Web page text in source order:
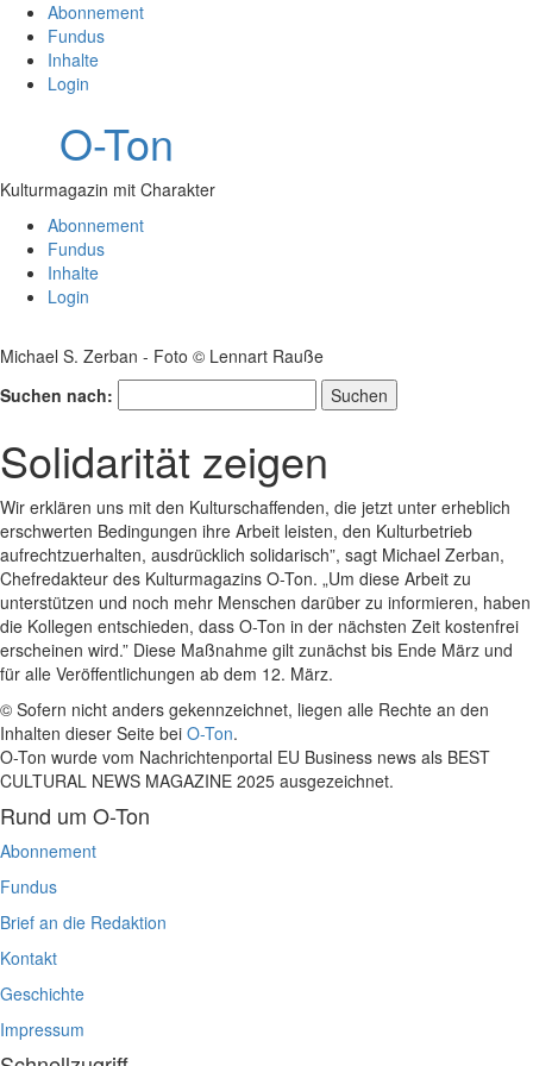
Abonnement
Fundus
Inhalte
Login
O-Ton
Kulturmagazin mit Charakter
Abonnement
Fundus
Inhalte
Login
Michael S. Zerban - Foto © Lennart Rauße
Suchen nach:
Solidarität zeigen
Wir erklären uns mit den Kulturschaffenden, die jetzt unter erheblich
erschwerten Bedingungen ihre Arbeit leisten, den Kulturbetrieb
aufrechtzuerhalten, ausdrücklich solidarisch”, sagt Michael Zerban,
Chefredakteur des Kulturmagazins O-Ton. „Um diese Arbeit zu
unterstützen und noch mehr Menschen darüber zu informieren, haben
die Kollegen entschieden, dass O-Ton in der nächsten Zeit kostenfrei
erscheinen wird.” Diese Maßnahme gilt zunächst bis Ende März und
für alle Veröffentlichungen ab dem 12. März.
© Sofern nicht anders gekennzeichnet, liegen alle Rechte an den
Inhalten dieser Seite bei O-Ton.
O-Ton wurde vom Nachrichtenportal EU Business news als BEST
CULTURAL NEWS MAGAZINE 2025 ausgezeichnet.
Rund um O-Ton
Abonnement
Fundus
Brief an die Redaktion
Kontakt
Geschichte
Impressum